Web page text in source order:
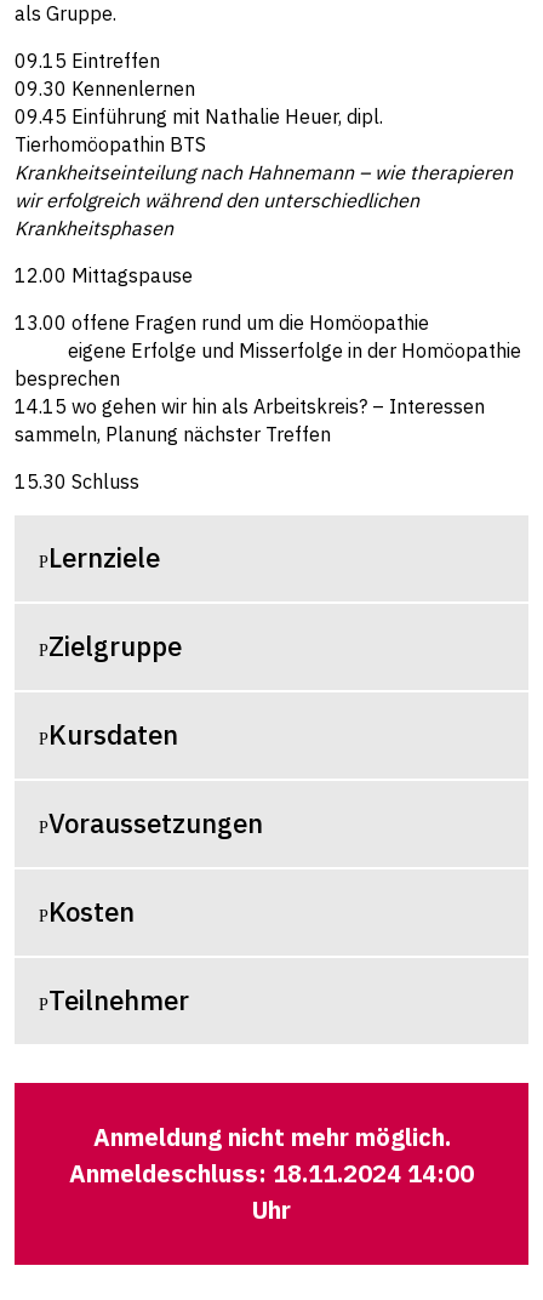
als Gruppe.
09.15 Eintreffen
09.30 Kennenlernen
09.45 Einführung mit Nathalie Heuer, dipl.
Tierhomöopathin BTS
Krankheitseinteilung nach Hahnemann – wie therapieren
wir erfolgreich während den unterschiedlichen
Krankheitsphasen
12.00 Mittagspause
13.00 offene Fragen rund um die Homöopathie
eigene Erfolge und Misserfolge in der Homöopathie
besprechen
14.15 wo gehen wir hin als Arbeitskreis? – Interessen
sammeln, Planung nächster Treffen
15.30 Schluss
Lernziele
Zielgruppe
Kursdaten
Voraussetzungen
Kosten
Teilnehmer
Anmeldung nicht mehr möglich.
Anmeldeschluss: 18.11.2024 14:00
Uhr